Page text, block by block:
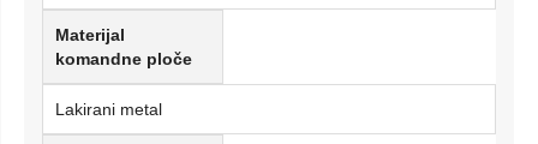
Materijal
komandne ploče
Lakirani metal